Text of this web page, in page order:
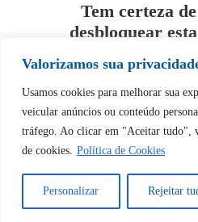
Valorizamos sua
Usamos cookies para melhorar sua
veicular anúncios ou conteúdo
tráfego. Ao clicar em "Aceitar tudo",
de cookies. Política de Cookies
Personalizar Rejeitar
Tem certeza
desbloquear
Sim